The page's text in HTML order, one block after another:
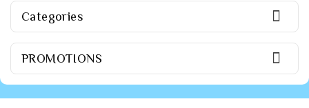
Categories 
PROMOTIONS 